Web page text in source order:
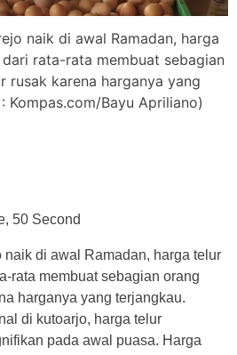
naik di awal Ramadan, harga
rata-rata membuat sebagian
rusak karena harganya yang
Kompas.com/Bayu Apriliano)
50 Second
naik di awal Ramadan, harga telur
rata membuat sebagian orang
harganya yang terjangkau.
di kutoarjo, harga telur
pada awal puasa. Harga